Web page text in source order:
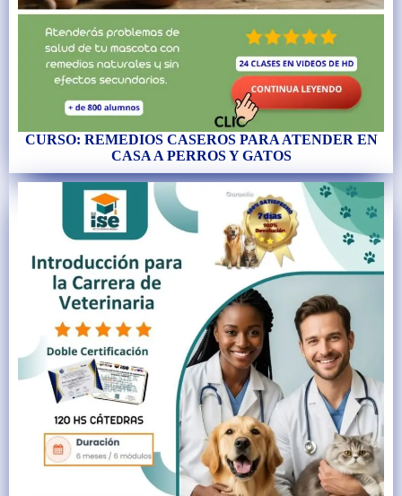
CURSO: REMEDIOS CASEROS PARA ATENDER EN
CASA A PERROS Y GATOS